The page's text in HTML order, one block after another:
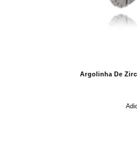
Argolinha De